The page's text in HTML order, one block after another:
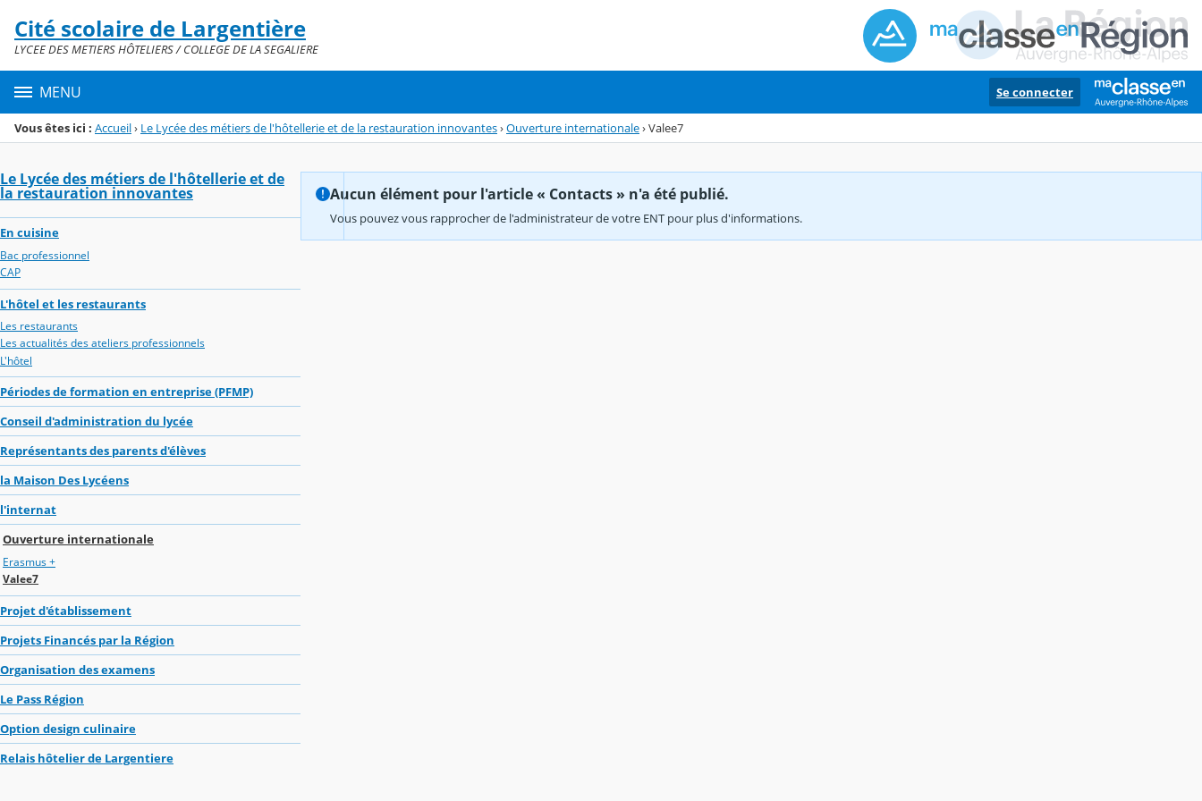
Menu de la rubrique
Contenu
Cité scolaire de Largentière
LYCEE DES METIERS HÔTELIERS / COLLEGE DE LA SEGALIERE
MENU Se connecter
Vous êtes ici : Accueil› Le Lycée des métiers de l'hôtellerie et de la restauration innovantes›Ouverture internationale›Valee7
Le Lycée des métiers de l'hôtellerie et de
la restauration innovantes
En cuisine
Bac professionnel
CAP
L'hôtel et les restaurants
Les restaurants
Les actualités des ateliers professionnels
L'hôtel
Périodes de formation en entreprise (PFMP)
Conseil d'administration du lycée
Représentants des parents d'élèves
la Maison Des Lycéens
l'internat
Ouverture internationale
Erasmus +
Valee7
Projet d'établissement
Projets Financés par la Région
Organisation des examens
Le Pass Région
Option design culinaire
Relais hôtelier de Largentiere
Aucun élément pour l'article « Contacts » n'a été publié.
Vous pouvez vous rapprocher de l'administrateur de votre ENT pour plus d'informations.